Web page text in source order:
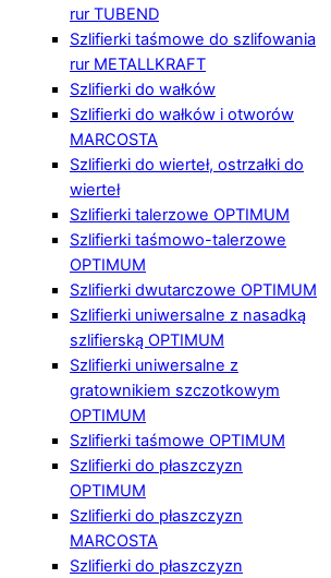
rur TUBEND
Szlifierki taśmowe do szlifowania
rur METALLKRAFT
Szlifierki do wałków
Szlifierki do wałków i otworów
MARCOSTA
Szlifierki do wierteł, ostrzałki do
wierteł
Szlifierki talerzowe OPTIMUM
Szlifierki taśmowo-talerzowe
OPTIMUM
Szlifierki dwutarczowe OPTIMUM
Szlifierki uniwersalne z nasadką
szlifierską OPTIMUM
Szlifierki uniwersalne z
gratownikiem szczotkowym
OPTIMUM
Szlifierki taśmowe OPTIMUM
Szlifierki do płaszczyzn
OPTIMUM
Szlifierki do płaszczyzn
MARCOSTA
Szlifierki do płaszczyzn